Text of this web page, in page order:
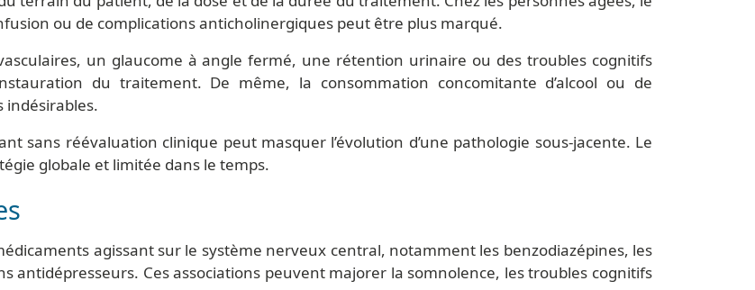
ou de complications anticholinergiques peut être plus marqué.
un glaucome à angle fermé, une rétention urinaire ou des troubles cognitifs
du traitement. De même, la consommation concomitante d’alcool ou de
indésirables.
sans réévaluation clinique peut masquer l’évolution d’une pathologie sous-jacente. Le
globale et limitée dans le temps.
agissant sur le système nerveux central, notamment les benzodiazépines, les
antidépresseurs. Ces associations peuvent majorer la somnolence, les troubles cognitifs